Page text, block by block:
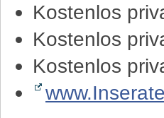
Kostenlos
Kostenlos
Kostenlos